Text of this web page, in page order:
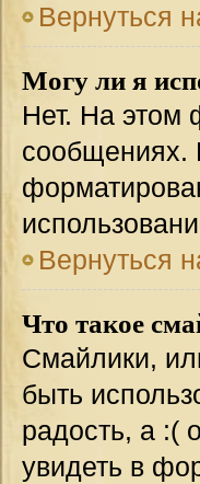
Вернуться
Могу ли я
Нет. На этом
сообщениях.
Вернуться
Что такое
Смайлики,
быть
радость, а :(
увидеть в